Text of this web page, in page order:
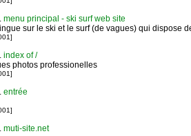
menu principal - ski surf web site
sur le ski et le surf (de vagues) qui dispose
index of /
photos professionelles
entrée
muti-site.net